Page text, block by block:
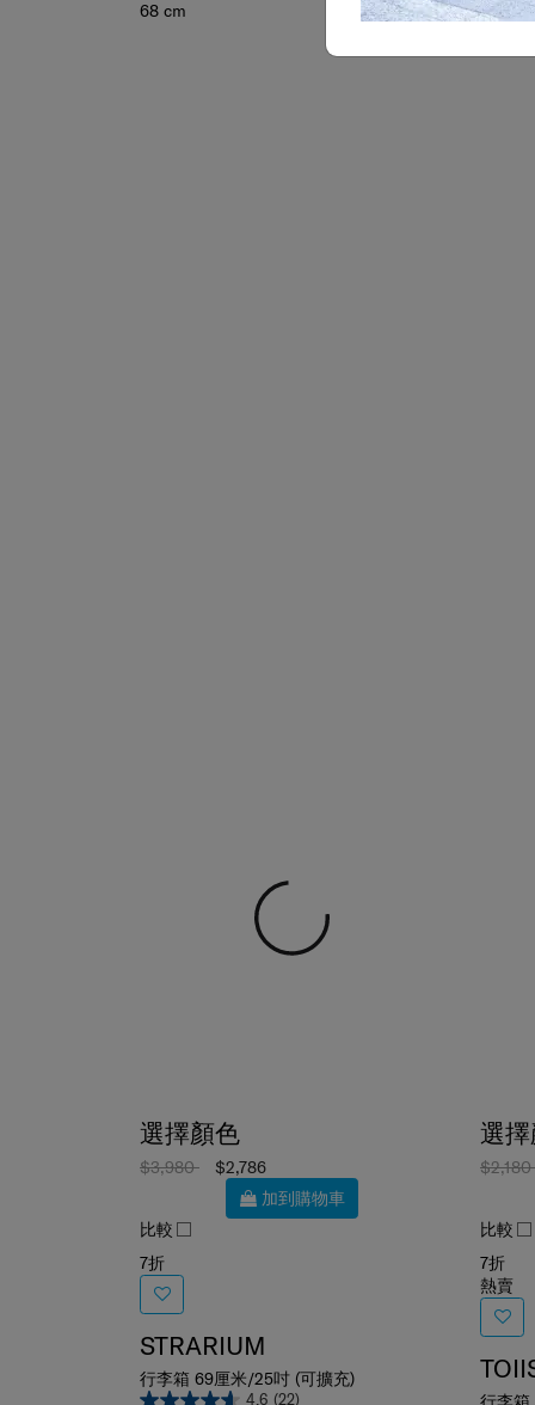
68 cm 76 cm
選擇顏色
$3,980
$2,786
加到購物車
比較
7折
STRARIUM
行李箱 69厘米/25吋 (可擴充)
4.6 (22)
選
$2,180
比較
7折
熱賣